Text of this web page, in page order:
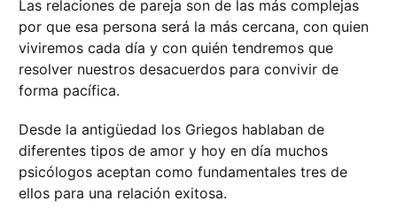
Las relaciones de pareja son de las más complejas
por que esa persona será la más cercana, con quien
viviremos cada día y con quién tendremos que
resolver nuestros desacuerdos para convivir de
forma pacífica.
Desde la antigüedad los Griegos hablaban de
diferentes tipos de amor y hoy en día muchos
psicólogos aceptan como fundamentales tres de
ellos para una relación exitosa.